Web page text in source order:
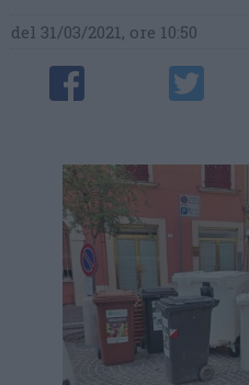
del 31/03/2021, ore 10:50